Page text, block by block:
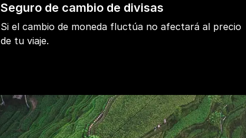
Seguro de cambio de divisas
Si el cambio de moneda fluctúa no afectará al precio
de tu viaje.